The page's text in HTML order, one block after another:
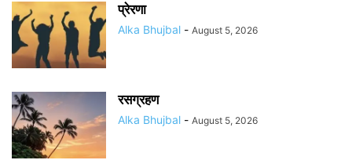
प्रेरणा
Alka Bhujbal - August 5, 2026
रसग्रहण
Alka Bhujbal - August 5, 2026